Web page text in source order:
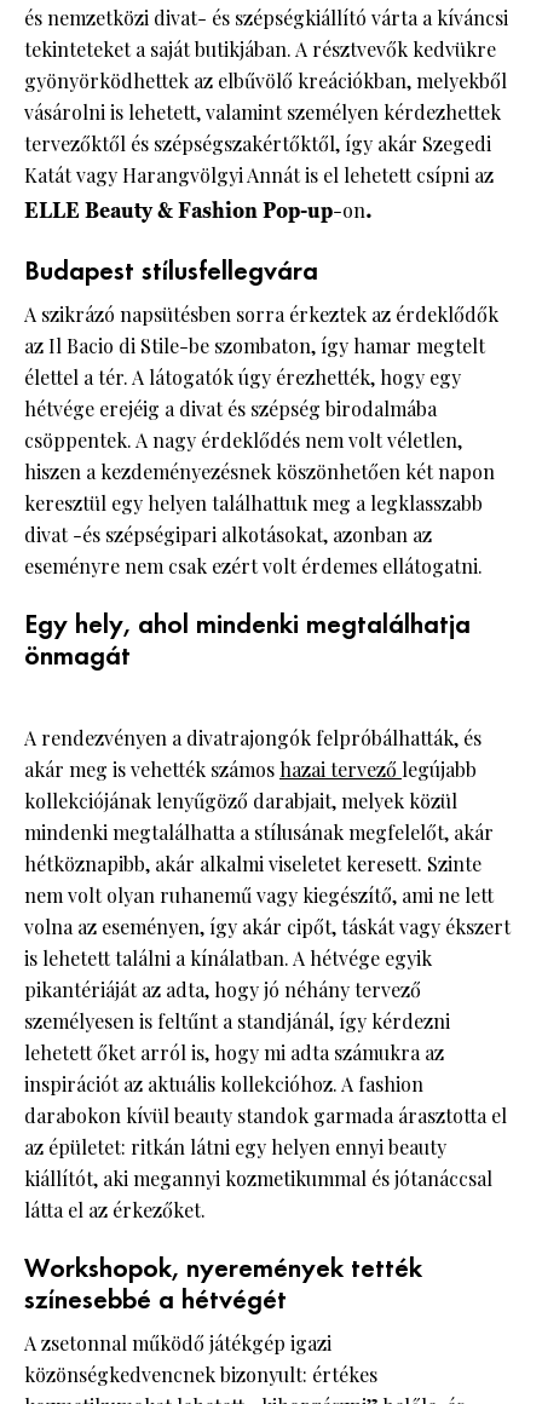
és nemzetközi divat- és szépségkiállító várta a kíváncsi
tekinteteket a saját butikjában. A résztvevők kedvükre
gyönyörködhettek az elbűvölő kreációkban, melyekből
vásárolni is lehetett, valamint személyen kérdezhettek
tervezőktől és szépségszakértőktől, így akár Szegedi
Katát vagy Harangvölgyi Annát is el lehetett csípni az
ELLE Beauty & Fashion Pop-up-on.
Budapest stílusfellegvára
A szikrázó napsütésben sorra érkeztek az érdeklődők
az Il Bacio di Stile-be szombaton, így hamar megtelt
élettel a tér. A látogatók úgy érezhették, hogy egy
hétvége erejéig a divat és szépség birodalmába
csöppentek. A nagy érdeklődés nem volt véletlen,
hiszen a kezdeményezésnek köszönhetően két napon
keresztül egy helyen találhattuk meg a legklasszabb
divat -és szépségipari alkotásokat, azonban az
eseményre nem csak ezért volt érdemes ellátogatni.
Egy hely, ahol mindenki megtalálhatja
önmagát
A rendezvényen a divatrajongók felpróbálhatták, és
akár meg is vehették számos hazai tervező legújabb
kollekciójának lenyűgöző darabjait, melyek közül
mindenki megtalálhatta a stílusának megfelelőt, akár
hétköznapibb, akár alkalmi viseletet keresett. Szinte
nem volt olyan ruhanemű vagy kiegészítő, ami ne lett
volna az eseményen, így akár cipőt, táskát vagy ékszert
is lehetett találni a kínálatban. A hétvége egyik
pikantériáját az adta, hogy jó néhány tervező
személyesen is feltűnt a standjánál, így kérdezni
lehetett őket arról is, hogy mi adta számukra az
inspirációt az aktuális kollekcióhoz. A fashion
darabokon kívül beauty standok garmada árasztotta el
az épületet: ritkán látni egy helyen ennyi beauty
kiállítót, aki megannyi kozmetikummal és jótanáccsal
látta el az érkezőket.
Workshopok, nyeremények tették
színesebbé a hétvégét
A zsetonnal működő játékgép igazi
közönségkedvencnek bizonyult: értékes